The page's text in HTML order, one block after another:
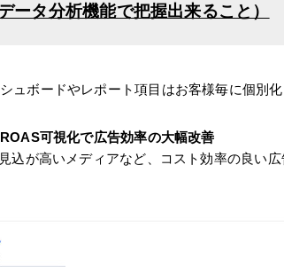
ータ分析機能で把握出来ること）
ュボードやレポート項目はお客様毎に個別化
可視化で広告効率の大幅改善
込が高いメディアなど、コスト効率の良い